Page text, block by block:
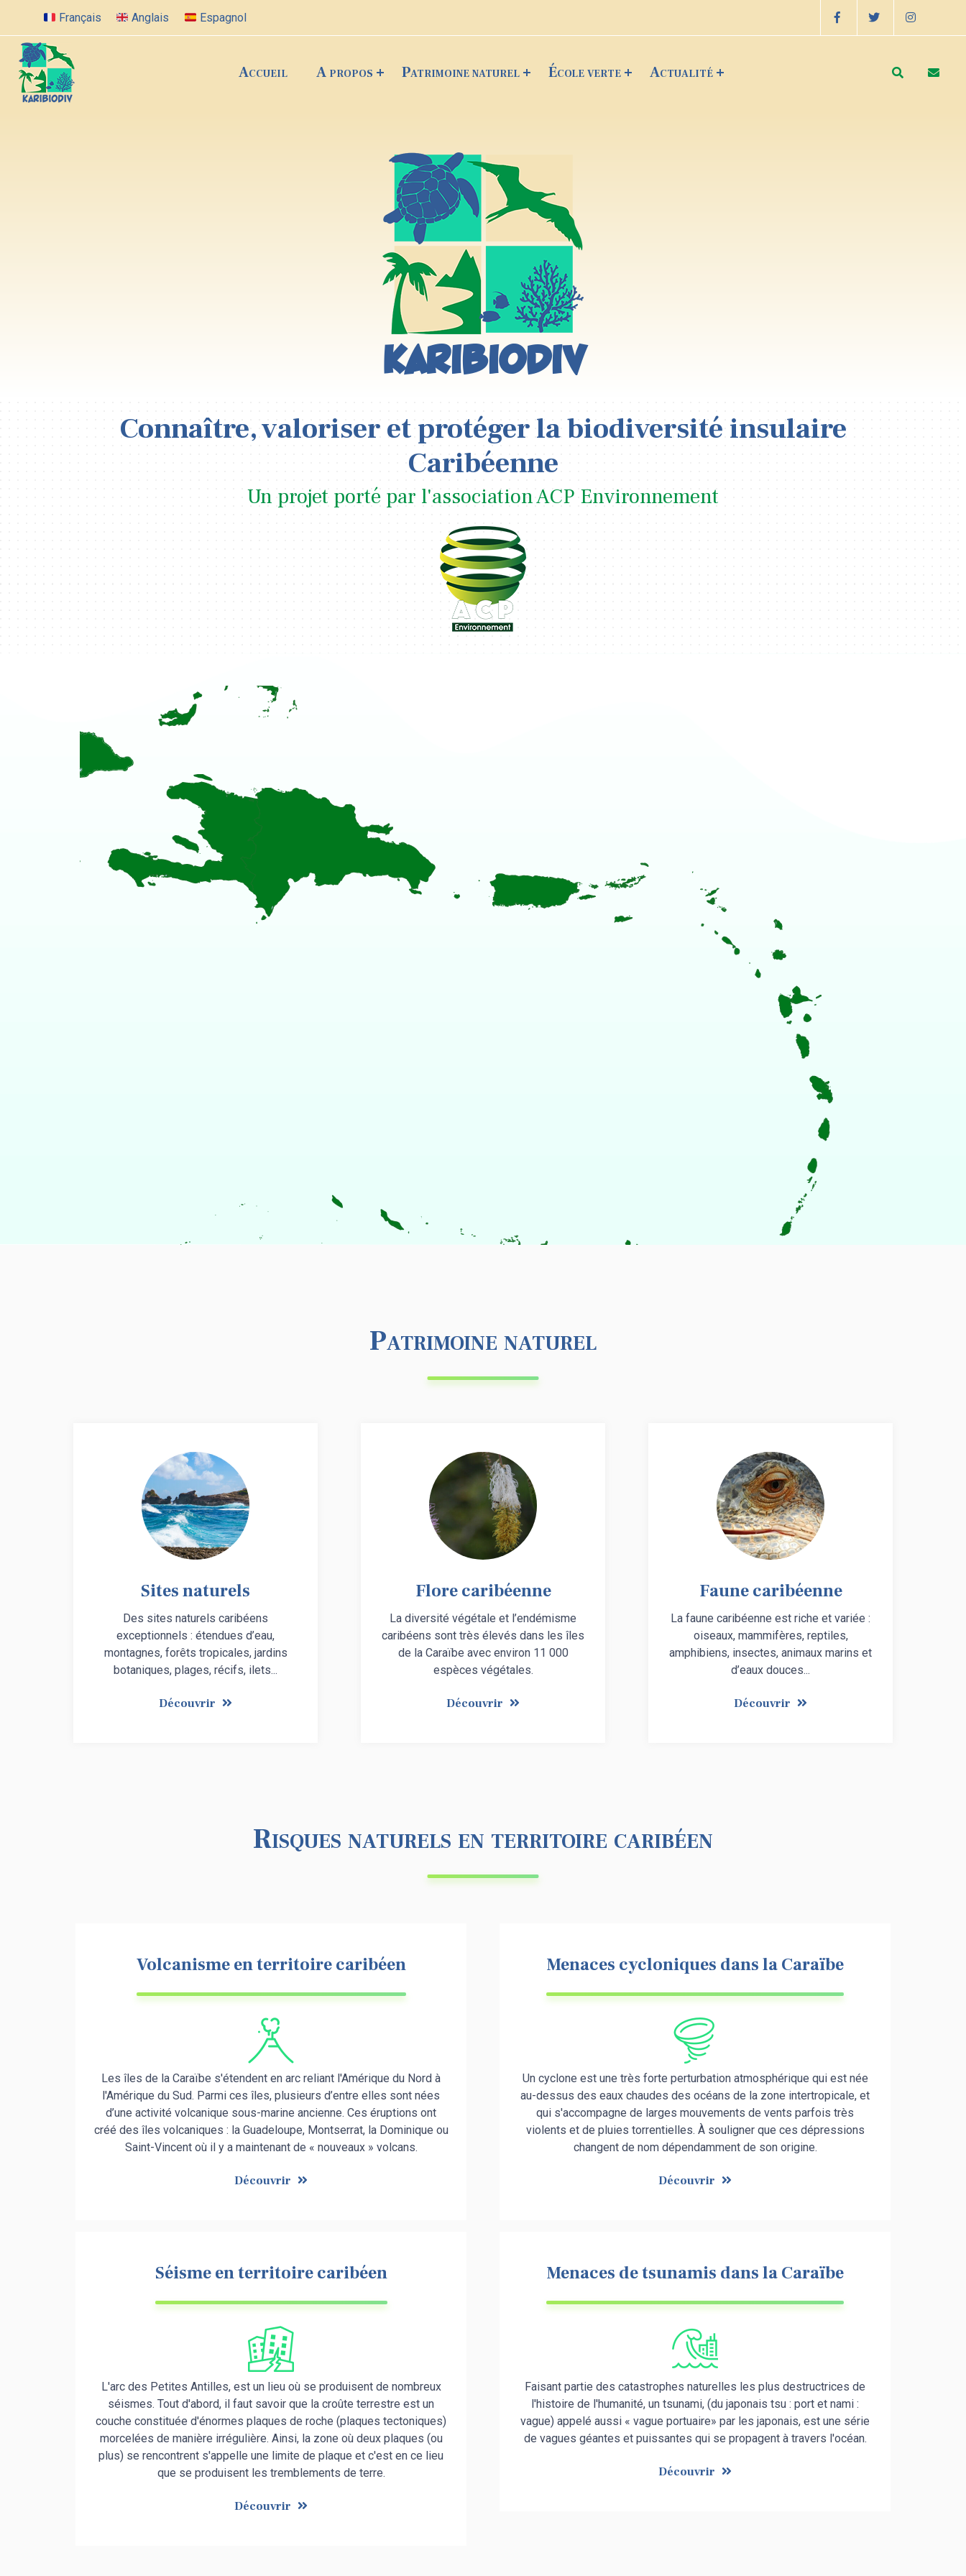
Français Anglais Espagnol
Accueil A propos Patrimoine naturel École verte Actualité
Karibiodiv
Connaître, valoriser et protéger la biodiversité insulaire
Caribéenne
Un projet porté par l'association ACP Environnement
Patrimoine naturel
Sites naturels
Des sites naturels caribéens
exceptionnels : étendues d’eau,
montagnes, forêts tropicales, jardins
botaniques, plages, récifs, ilets...
Découvrir
Flore caribéenne
La diversité végétale et l’endémisme
caribéens sont très élevés dans les îles
de la Caraïbe avec environ 11 000
espèces végétales.
Découvrir
Faune caribéenne
La faune caribéenne est riche et variée :
oiseaux, mammifères, reptiles,
amphibiens, insectes, animaux marins et
d’eaux douces...
Découvrir
Risques naturels en territoire caribéen
Volcanisme en territoire caribéen
Les îles de la Caraïbe s'étendent en arc reliant l'Amérique du Nord à
l'Amérique du Sud. Parmi ces îles, plusieurs d’entre elles sont nées
d’une activité volcanique sous-marine ancienne. Ces éruptions ont
créé des îles volcaniques : la Guadeloupe, Montserrat, la Dominique ou
Saint-Vincent où il y a maintenant de « nouveaux » volcans.
Découvrir
Menaces cycloniques dans la Caraïbe
Un cyclone est une très forte perturbation atmosphérique qui est née
au-dessus des eaux chaudes des océans de la zone intertropicale, et
qui s'accompagne de larges mouvements de vents parfois très
violents et de pluies torrentielles. À souligner que ces dépressions
changent de nom dépendamment de son origine.
Découvrir
Séisme en territoire caribéen
L'arc des Petites Antilles, est un lieu où se produisent de nombreux
séismes. Tout d'abord, il faut savoir que la croûte terrestre est un
couche constituée d'énormes plaques de roche (plaques tectoniques)
morcelées de manière irrégulière. Ainsi, la zone où deux plaques (ou
plus) se rencontrent s'appelle une limite de plaque et c'est en ce lieu
que se produisent les tremblements de terre.
Découvrir
Menaces de tsunamis dans la Caraïbe
Faisant partie des catastrophes naturelles les plus destructrices de
l'histoire de l'humanité, un tsunami, (du japonais tsu : port et nami :
vague) appelé aussi « vague portuaire» par les japonais, est une série
de vagues géantes et puissantes qui se propagent à travers l'océan.
Découvrir